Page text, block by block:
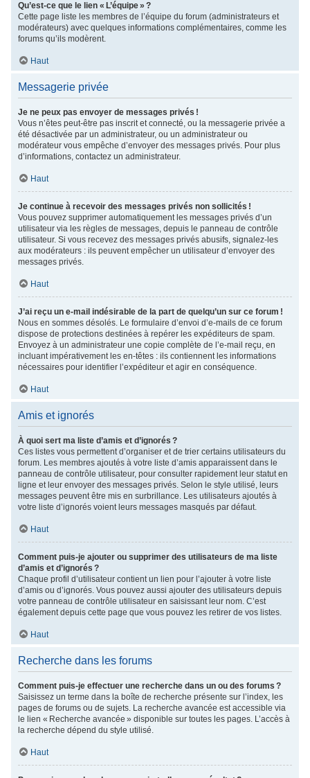
Qu’est-ce que le lien « L’équipe » ?
Cette page liste les membres de l’équipe du forum (administrateurs et
modérateurs) avec quelques informations complémentaires, comme les
forums qu’ils modèrent.
Haut
Messagerie privée
Je ne peux pas envoyer de messages privés !
Vous n’êtes peut-être pas inscrit et connecté, ou la messagerie privée a
été désactivée par un administrateur, ou un administrateur ou
modérateur vous empêche d’envoyer des messages privés. Pour plus
d’informations, contactez un administrateur.
Haut
Je continue à recevoir des messages privés non sollicités !
Vous pouvez supprimer automatiquement les messages privés d’un
utilisateur via les règles de messages, depuis le panneau de contrôle
utilisateur. Si vous recevez des messages privés abusifs, signalez-les
aux modérateurs : ils peuvent empêcher un utilisateur d’envoyer des
messages privés.
Haut
J’ai reçu un e-mail indésirable de la part de quelqu’un sur ce forum !
Nous en sommes désolés. Le formulaire d’envoi d’e-mails de ce forum
dispose de protections destinées à repérer les expéditeurs de spam.
Envoyez à un administrateur une copie complète de l’e-mail reçu, en
incluant impérativement les en-têtes : ils contiennent les informations
nécessaires pour identifier l’expéditeur et agir en conséquence.
Haut
Amis et ignorés
À quoi sert ma liste d’amis et d’ignorés ?
Ces listes vous permettent d’organiser et de trier certains utilisateurs du
forum. Les membres ajoutés à votre liste d’amis apparaissent dans le
panneau de contrôle utilisateur, pour consulter rapidement leur statut en
ligne et leur envoyer des messages privés. Selon le style utilisé, leurs
messages peuvent être mis en surbrillance. Les utilisateurs ajoutés à
votre liste d’ignorés voient leurs messages masqués par défaut.
Haut
Comment puis-je ajouter ou supprimer des utilisateurs de ma liste
d’amis et d’ignorés ?
Chaque profil d’utilisateur contient un lien pour l’ajouter à votre liste
d’amis ou d’ignorés. Vous pouvez aussi ajouter des utilisateurs depuis
votre panneau de contrôle utilisateur en saisissant leur nom. C’est
également depuis cette page que vous pouvez les retirer de vos listes.
Haut
Recherche dans les forums
Comment puis-je effectuer une recherche dans un ou des forums ?
Saisissez un terme dans la boîte de recherche présente sur l’index, les
pages de forums ou de sujets. La recherche avancée est accessible via
le lien « Recherche avancée » disponible sur toutes les pages. L’accès à
la recherche dépend du style utilisé.
Haut